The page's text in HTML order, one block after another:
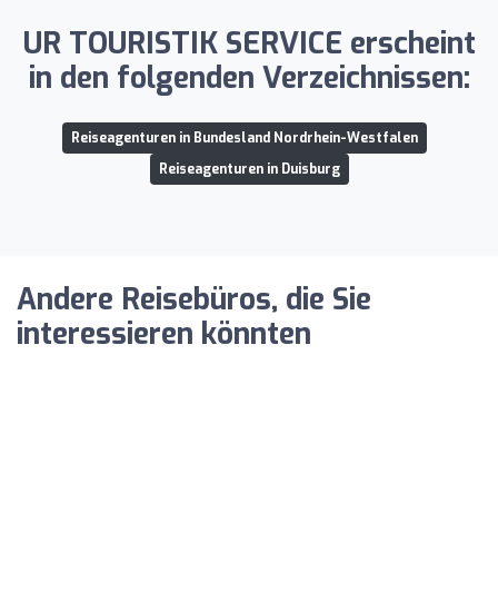
UR TOURISTIK SERVICE erscheint
in den folgenden Verzeichnissen:
Reiseagenturen in Bundesland Nordrhein-Westfalen
Reiseagenturen in Duisburg
Andere Reisebüros, die Sie
interessieren könnten